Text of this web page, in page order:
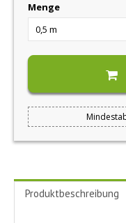
Menge
Produktbeschreibung